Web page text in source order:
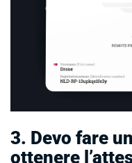
3. Devo fare
ottenere